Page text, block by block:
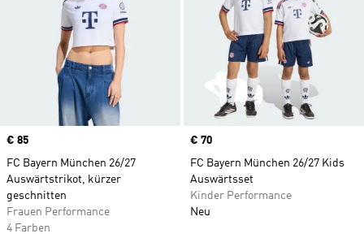
Price
€ 85
FC Bayern München 26/27
Auswärtstrikot, kürzer
geschnitten
Frauen Performance
4 Farben
Price
€ 70
FC Bayern München 26/27 Kids
Auswärtsset
Kinder Performance
Neu